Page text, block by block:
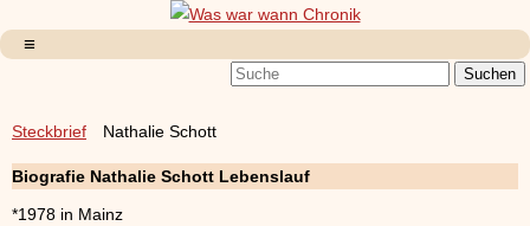
Steckbrief Nathalie Schott
Biografie Nathalie Schott Lebenslauf
*1978 in Mainz